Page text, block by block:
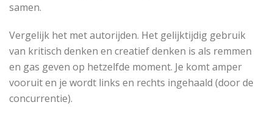
samen.
Vergelijk het met autorijden. Het gelijktijdig gebruik
van kritisch denken en creatief denken is als remmen
en gas geven op hetzelfde moment. Je komt amper
vooruit en je wordt links en rechts ingehaald (door de
concurrentie).